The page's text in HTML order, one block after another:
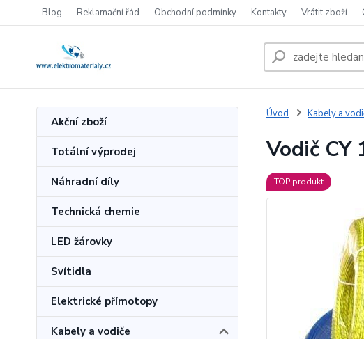
Blog Reklamační řád Obchodní podmínky Kontakty Vrátit zboží
Akční zboží
Totální výprodej
Náhradní díly
Technická chemie
LED žárovky
Svítidla
Elektrické přímotopy
Kabely a vodiče
Úvod Kabely a
Vodič CY
TOP produkt